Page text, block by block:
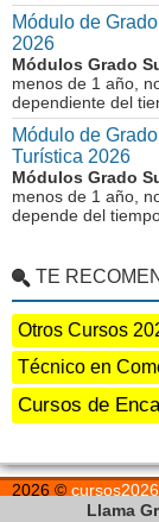
Llama
Módulo de
2026
Módulos Grado
menos de 1 año,
dependiente del
Módulo de
Turística 2026
Módulos Grado
menos de 1 año,
depende del
TE
Otros Cursos
Técnico en
Cursos de
2026 ©
Normas de Uso